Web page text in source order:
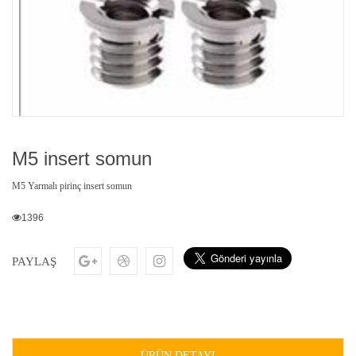
M5 insert somun
M5 Yarmalı pirinç insert somun
1396
PAYLAŞ